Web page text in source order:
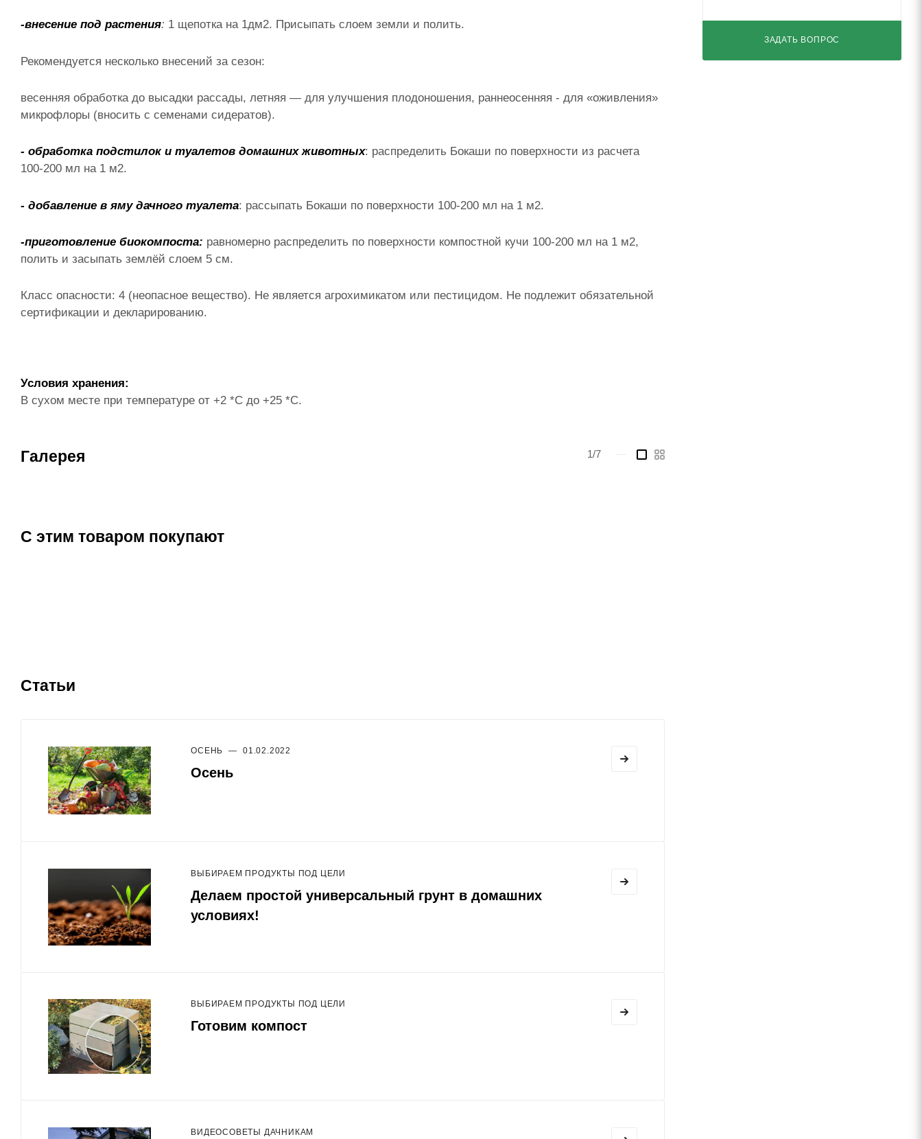
-внесение под растения: 1 щепотка на 1дм2. Присыпать слоем земли и полить.
Рекомендуется несколько внесений за сезон:
весенняя обработка до высадки рассады, летняя — для улучшения плодоношения, раннеосенняя - для «оживления»
микрофлоры (вносить с семенами сидератов).
- обработка подстилок и туалетов домашних животных: распределить Бокаши по поверхности из расчета
100-200 мл на 1 м2.
- добавление в яму дачного туалета: рассыпать Бокаши по поверхности 100-200 мл на 1 м2.
-приготовление биокомпоста: равномерно распределить по поверхности компостной кучи 100-200 мл на 1 м2,
полить и засыпать землёй слоем 5 см.
Класс опасности: 4 (неопасное вещество). Не является агрохимикатом или пестицидом. Не подлежит обязательной
сертификации и декларированию.
Условия хранения:
В сухом месте при температуре от +2 *С до +25 *С.
Галерея 1/7
С этим товаром покупают
Статьи
ОСЕНЬ — 01.02.2022
Осень
ВЫБИРАЕМ ПРОДУКТЫ ПОД ЦЕЛИ
Делаем простой универсальный грунт в домашних
условиях!
ВЫБИРАЕМ ПРОДУКТЫ ПОД ЦЕЛИ
Готовим компост
ВИДЕОСОВЕТЫ ДАЧНИКАМ
ЗАДАТЬ ВОПРОС